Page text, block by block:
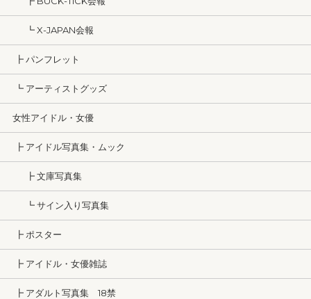
┗ X-JAPAN会報
┣ パンフレット
┗ アーティストグッズ
女性アイドル・女優
┣ アイドル写真集・ムック
┣ 文庫写真集
┗ サイン入り写真集
┣ ポスター
┣ アイドル・女優雑誌
┣ アダルト写真集 18禁